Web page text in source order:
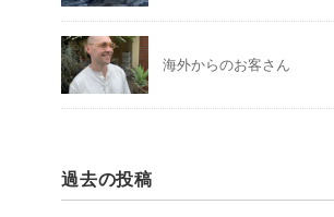
海外からのお客さん
過去の投稿